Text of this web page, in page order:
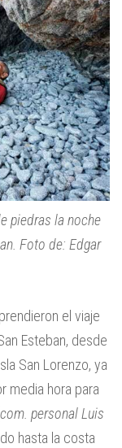
piedras la noche
Foto de: Edgar
el viaje
Esteban, desde
San Lorenzo, ya
media hora para
com. personal Luis
hasta la costa